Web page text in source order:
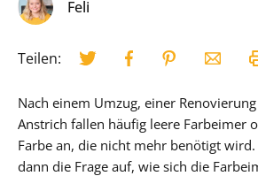
Feli
Teilen:
Nach einem Umzug, einer
Anstrich fallen häufig leere Farbeimer
Farbe an, die nicht mehr benötigt
dann die Frage auf, wie sich die